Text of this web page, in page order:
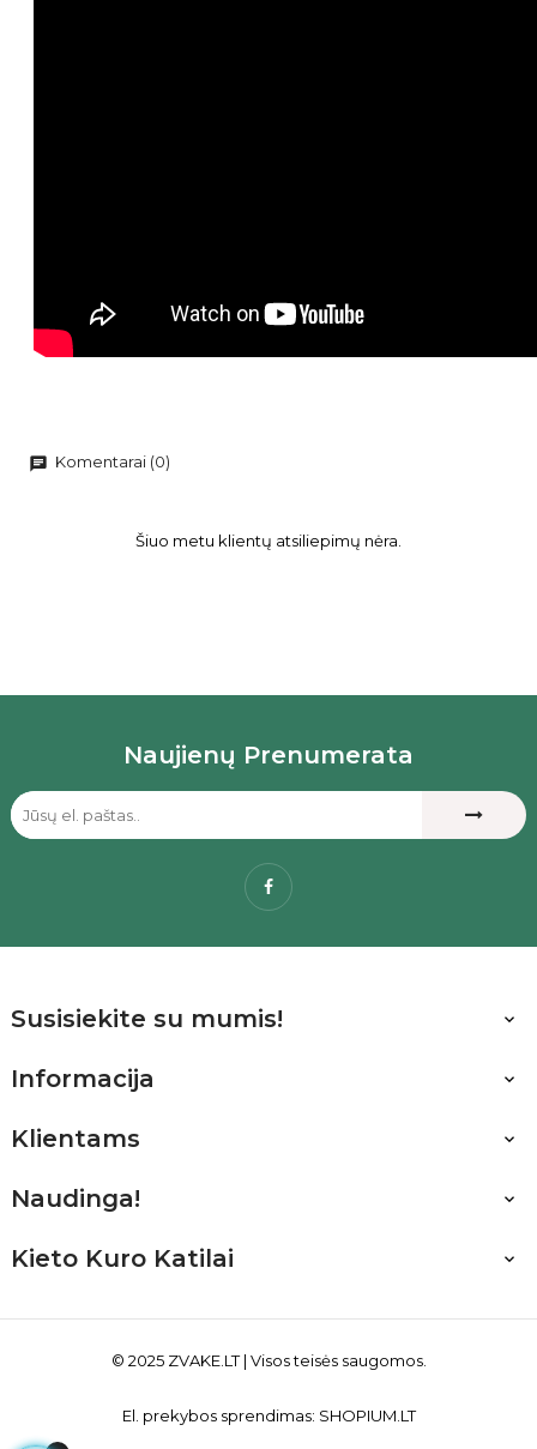
chat Komentarai (0)
Šiuo metu klientų atsiliepimų nėra.
Naujienų Prenumerata
Facebook
Susisiekite su mumis! 
Informacija 
Klientams 
Naudinga! 
Kieto Kuro Katilai 
© 2025 ZVAKE.LT| Visos teisės saugomos.
El. prekybos sprendimas: SHOPIUM.LT